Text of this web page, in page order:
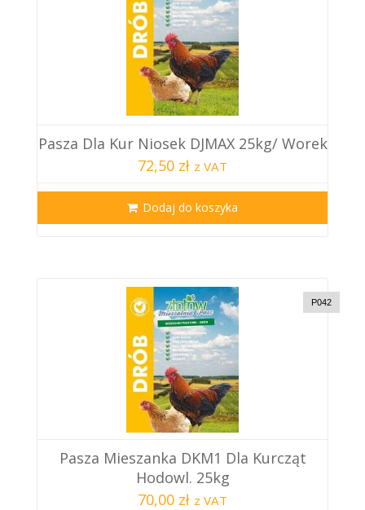
Pasza Dla Kur Niosek DJMAX 25kg/ Worek
72,50 zł z VAT
Dodaj do koszyka
P042
Pasza Mieszanka DKM1 Dla Kurcząt
Hodowl. 25kg
70,00 zł z VAT